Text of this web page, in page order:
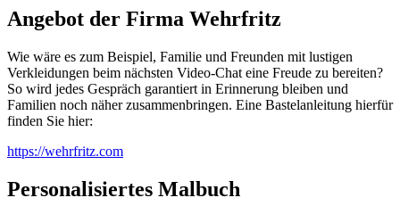
Angebot der Firma Wehrfritz
Wie wäre es zum Beispiel, Familie und Freunden mit lustigen
Verkleidungen beim nächsten Video-Chat eine Freude zu bereiten?
So wird jedes Gespräch garantiert in Erinnerung bleiben und
Familien noch näher zusammenbringen. Eine Bastelanleitung hierfür
finden Sie hier:
https://wehrfritz.com
Personalisiertes Malbuch